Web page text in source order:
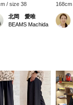
/ size 38
北岡 愛唯
BEAMS Machida